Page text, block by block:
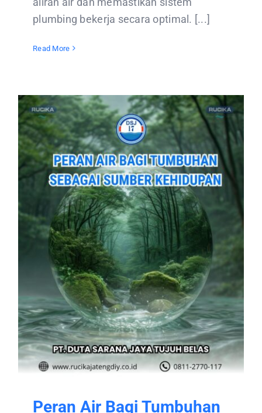
plumbing bekerja secara optimal. [...]
Read More
Peran Air Bagi Tumbuhan